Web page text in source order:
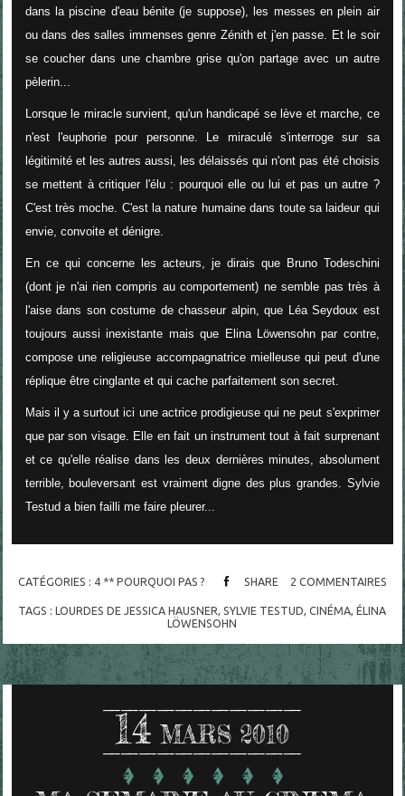
dans la piscine d'eau bénite (je suppose), les messes en plein air
ou dans des salles immenses genre Zénith et j'en passe. Et le soir
se coucher dans une chambre grise qu'on partage avec un autre
pèlerin...
Lorsque le miracle survient, qu'un handicapé se lève et marche, ce
n'est l'euphorie pour personne. Le miraculé s'interroge sur sa
légitimité et les autres aussi, les délaissés qui n'ont pas été choisis
se mettent à critiquer l'élu : pourquoi elle ou lui et pas un autre ?
C'est très moche. C'est la nature humaine dans toute sa laideur qui
envie, convoite et dénigre.
En ce qui concerne les acteurs, je dirais que Bruno Todeschini
(dont je n'ai rien compris au comportement) ne semble pas très à
l'aise dans son costume de chasseur alpin, que Léa Seydoux est
toujours aussi inexistante mais que Elina Löwensohn par contre,
compose une religieuse accompagnatrice mielleuse qui peut d'une
réplique être cinglante et qui cache parfaitement son secret.
Mais il y a surtout ici une actrice prodigieuse qui ne peut s'exprimer
que par son visage. Elle en fait un instrument tout à fait surprenant
et ce qu'elle réalise dans les deux dernières minutes, absolument
terrible, bouleversant est vraiment digne des plus grandes. Sylvie
Testud a bien failli me faire pleurer...
CATÉGORIES : 4 ** POURQUOI PAS ? SHARE 2 COMMENTAIRES
TAGS :LOURDES DE JESSICA HAUSNER,SYLVIE TESTUD,CINÉMA,ÉLINA
LÖWENSOHN
14 MARS 2010